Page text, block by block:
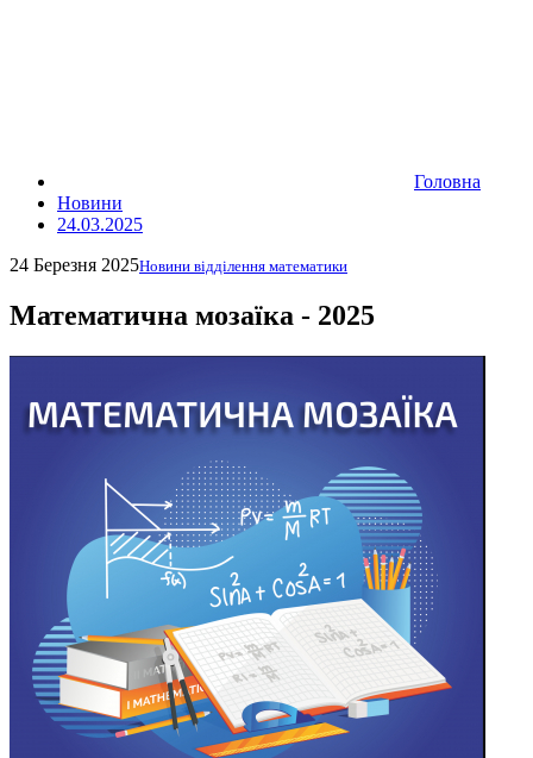
Головна
Новини
24.03.2025
24 Березня 2025Новини відділення математики
Математична мозаїка - 2025